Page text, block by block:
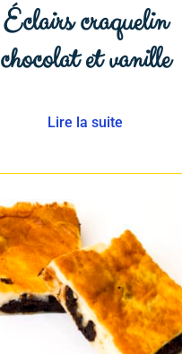
Éclairs craquelin
chocolat et vanille
Lire la suite